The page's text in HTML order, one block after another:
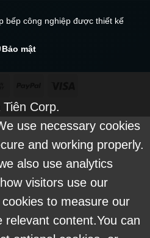
bếp công nghiệp được thiết kế
Bảo mật
On
Delivery
Tiên Corp.
use necessary cookies
and working properly.
also use analytics
visitors use our
to measure our
relevant content.You can